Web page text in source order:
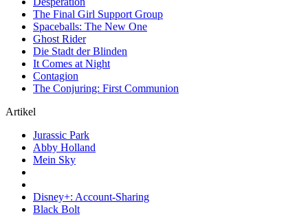
The Final Girl Support Group
Spaceballs: The New One
Ghost Rider
Die Stadt der Blinden
It Comes at Night
Contagion
The Conjuring: First Communion
Artikel
Jurassic Park
Abby Holland
Mein Sky
Disney+: Account-Sharing
Black Bolt